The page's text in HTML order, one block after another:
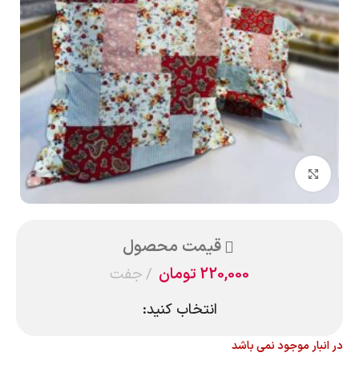
بزرگنمایی تصویر
قیمت محصول
220,000تومان جفت
انتخاب کنید:
در انبار موجود نمی باشد